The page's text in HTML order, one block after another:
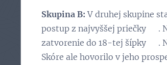
Skupina B: V druhej skupine
postup z najvyššej priečky 👏.
zatvorenie do 18-tej šípky 😉.
Skóre ale hovorilo v jeho